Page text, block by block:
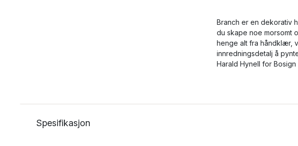
Branch er en dekorativ
du skape noe morsomt
henge alt fra håndklær,
innredningsdetalj å
Harald Hynell for
Spesifikasjon